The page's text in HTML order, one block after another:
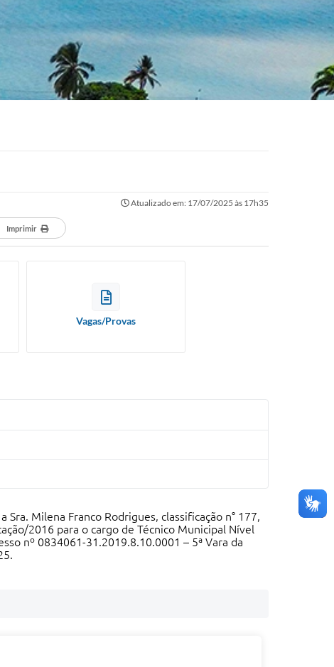
Atualizado em: 17/07/2025 às 17h35
Imprimir
Vagas/Provas
Milena Franco Rodrigues, classificação n° 177,
2016 para o cargo de Técnico Municipal Nível
nº 0834061-31.2019.8.10.0001 – 5ª Vara da